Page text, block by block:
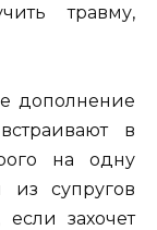
травму,
дополнение
в
на одну
из супругов
захочет